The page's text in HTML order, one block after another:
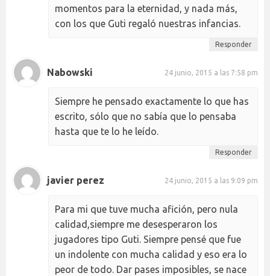
momentos para la eternidad, y nada más,
con los que Guti regaló nuestras infancias.
Responder
Nabowski 24 junio, 2015 a las 7:58 pm
Siempre he pensado exactamente lo que has
escrito, sólo que no sabía que lo pensaba
hasta que te lo he leído.
Responder
javier perez 24 junio, 2015 a las 9:09 pm
Para mi que tuve mucha afición, pero nula
calidad,siempre me desesperaron los
jugadores tipo Guti. Siempre pensé que fue
un indolente con mucha calidad y eso era lo
peor de todo. Dar pases imposibles, se nace